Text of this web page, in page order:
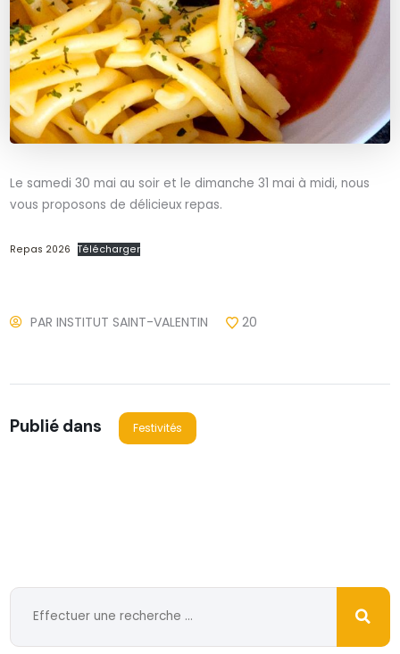
Le samedi 30 mai au soir et le dimanche 31 mai à midi, nous
vous proposons de délicieux repas.
Repas 2026 Télécharger
PARINSTITUT SAINT-VALENTIN 20
Publié dans Festivités